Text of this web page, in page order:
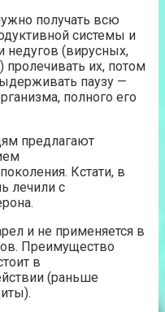
получать всю
системы и
недугов (вирусных,
их, потом
паузу —
полного его
предлагают
Кстати, в
лечили с
и не применяется в
Преимущество
в
(раньше